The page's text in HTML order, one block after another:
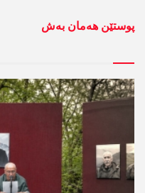
پوستێن ھەمان بەش